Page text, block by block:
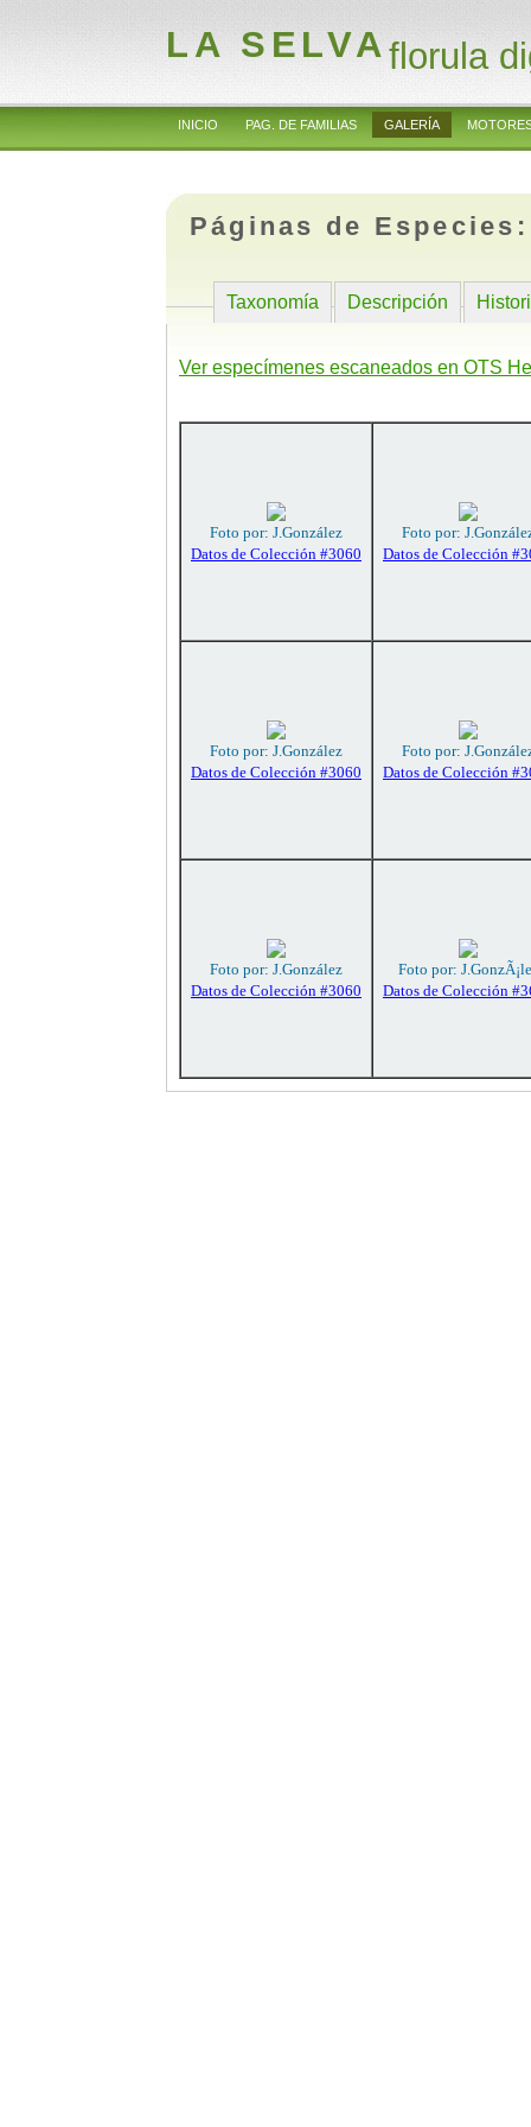
LA SELVAflorula
INICIO PAG. DE FAMILIAS GALERÍA
Páginas de
Taxonomía Descripción
Ver especímenes escaneados en OTS
Foto por: J.González
Datos de Colección #3060
Foto por:
Datos de Colección
Foto por: J.González
Datos de Colección #3060
Foto por:
Datos de Colección
Foto por: J.González
Datos de Colección #3060
Foto por:
Datos de Colección